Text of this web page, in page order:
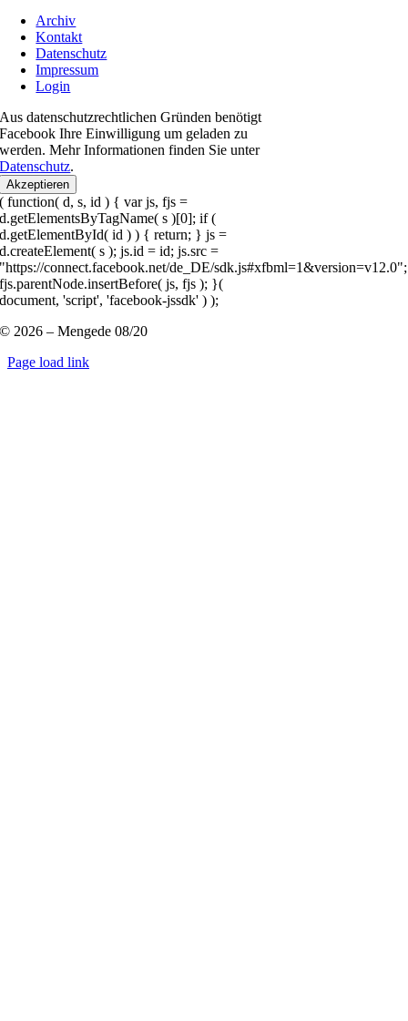
Archiv
Kontakt
Datenschutz
Impressum
Login
Aus datenschutzrechtlichen Gründen benötigt
Facebook Ihre Einwilligung um geladen zu
werden. Mehr Informationen finden Sie unter
Datenschutz.
Akzeptieren
( function( d, s, id ) { var js, fjs =
d.getElementsByTagName( s )[0]; if (
d.getElementById( id ) ) { return; } js =
d.createElement( s ); js.id = id; js.src =
"https://connect.facebook.net/de_DE/sdk.js#xfbml=1&version=v12.0";
fjs.parentNode.insertBefore( js, fjs ); }(
document, 'script', 'facebook-jssdk' ) );
© 2026 – Mengede 08/20
Page load link